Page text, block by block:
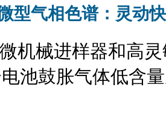
型气相色谱：灵动
机械进样器和高
池鼓胀气体低含